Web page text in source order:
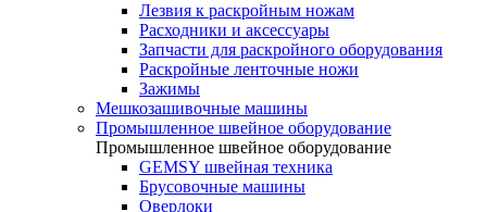
Лезвия к раскройным ножам
Расходники и аксессуары
Запчасти для раскройного оборудования
Раскройные ленточные ножи
Зажимы
Мешкозашивочные машины
Промышленное швейное оборудование
Промышленное швейное оборудование
GEMSY швейная техника
Брусовочные машины
Оверлоки